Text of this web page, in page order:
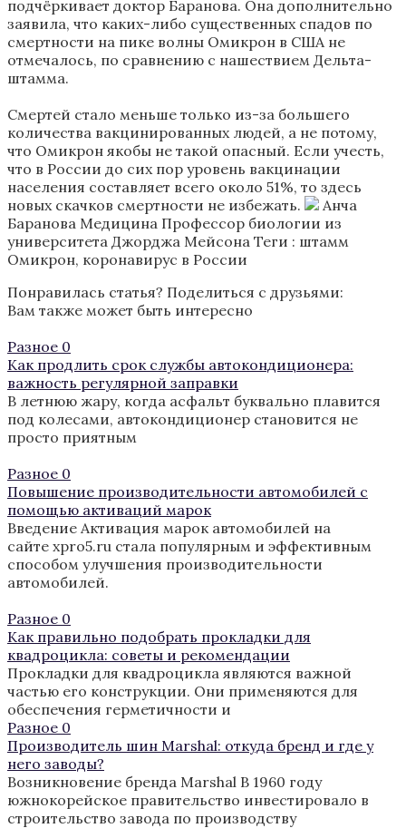
подчёркивает доктор Баранова. Она дополнительно
заявила, что каких-либо существенных спадов по
смертности на пике волны Омикрон в США не
отмечалось, по сравнению с нашествием Дельта-
штамма.
Смертей стало меньше только из-за большего
количества вакцинированных людей, а не потому,
что Омикрон якобы не такой опасный. Если учесть,
что в России до сих пор уровень вакцинации
населения составляет всего около 51%, то здесь
новых скачков смертности не избежать.
Анча
Баранова Медицина Профессор биологии из
университета Джорджа Мейсона Теги : штамм
Омикрон, коронавирус в России
Понравилась статья? Поделиться с друзьями:
Вам также может быть интересно
Разное 0
Как продлить срок службы автокондиционера:
важность регулярной заправки
В летнюю жару, когда асфальт буквально плавится
под колесами, автокондиционер становится не
просто приятным
Разное 0
Повышение производительности автомобилей с
помощью активаций марок
Введение Активация марок автомобилей на
сайте xpro5.ru стала популярным и эффективным
способом улучшения производительности
автомобилей.
Разное 0
Как правильно подобрать прокладки для
квадроцикла: советы и рекомендации
Прокладки для квадроцикла являются важной
частью его конструкции. Они применяются для
обеспечения герметичности и
Разное 0
Производитель шин Marshal: откуда бренд и где у
него заводы?
Возникновение бренда Marshal В 1960 году
южнокорейское правительство инвестировало в
строительство завода по производству